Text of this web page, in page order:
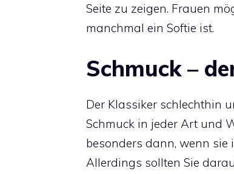
Seite zu zeigen. Frauen
manchmal ein Softie ist.
Schmuck –
Der Klassiker schlechthin
Schmuck in jeder Art und
besonders dann, wenn sie
Allerdings sollten Sie